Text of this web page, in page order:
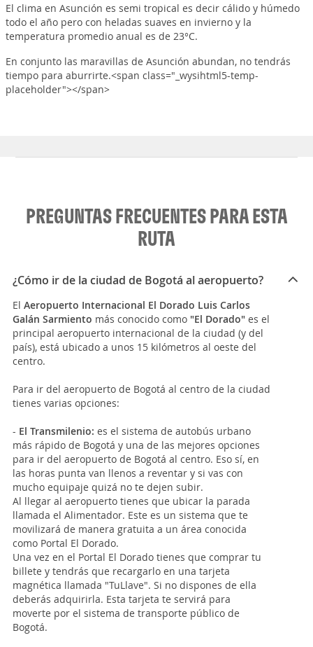
El clima en Asunción es semi tropical es decir cálido y húmedo
todo el año pero con heladas suaves en invierno y la
temperatura promedio anual es de 23°C.
En conjunto las maravillas de Asunción abundan, no tendrás
tiempo para aburrirte.<span class="_wysihtml5-temp-
placeholder"></span>
PREGUNTAS FRECUENTES PARA ESTA
RUTA
¿Cómo ir de la ciudad de Bogotá al aeropuerto?
El Aeropuerto Internacional El Dorado Luis Carlos
Galán Sarmiento más conocido como "El Dorado" es el
principal aeropuerto internacional de la ciudad (y del
país), está ubicado a unos 15 kilómetros al oeste del
centro.
Para ir del aeropuerto de Bogotá al centro de la ciudad
tienes varias opciones:
- El Transmilenio: es el sistema de autobús urbano
más rápido de Bogotá y una de las mejores opciones
para ir del aeropuerto de Bogotá al centro. Eso sí, en
las horas punta van llenos a reventar y si vas con
mucho equipaje quizá no te dejen subir.
Al llegar al aeropuerto tienes que ubicar la parada
llamada el Alimentador. Este es un sistema que te
movilizará de manera gratuita a un área conocida
como Portal El Dorado.
Una vez en el Portal El Dorado tienes que comprar tu
billete y tendrás que recargarlo en una tarjeta
magnética llamada "TuLlave". Si no dispones de ella
deberás adquirirla. Esta tarjeta te servirá para
moverte por el sistema de transporte público de
Bogotá.